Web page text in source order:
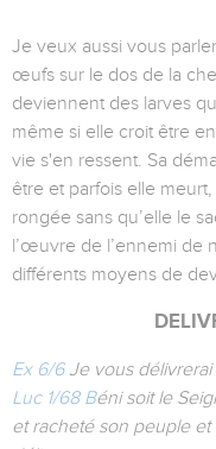
Je veux aussi vous
œufs sur le dos de la
deviennent des larves
même si elle croit être
vie s'en ressent. Sa
être et parfois elle
rongée sans qu’elle le
l’œuvre de l’ennemi de
différents moyens de
Ex 6/6Je vous délivrerai
Luc 1/68 Béni soit le
et racheté son peuple